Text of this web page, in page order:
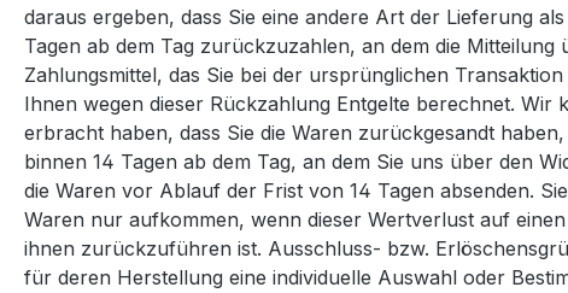
daraus ergeben, dass Sie eine andere Art der Lieferung
Tagen ab dem Tag zurückzuzahlen, an dem die
Zahlungsmittel, das Sie bei der ursprünglichen
Ihnen wegen dieser Rückzahlung Entgelte berechnet.
erbracht haben, dass Sie die Waren zurückgesandt
binnen 14 Tagen ab dem Tag, an dem Sie uns über den
die Waren vor Ablauf der Frist von 14 Tagen absenden.
Waren nur aufkommen, wenn dieser Wertverlust auf
ihnen zurückzuführen ist. Ausschluss- bzw.
für deren Herstellung eine individuelle Auswahl oder